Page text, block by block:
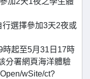
選擇參加3天2夜或
時起至5月31日17時
分署網頁海洋體驗
wSite/ct?